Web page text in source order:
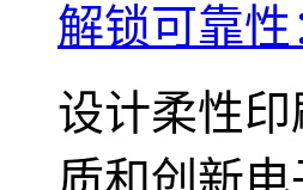
解锁可靠
设计柔性